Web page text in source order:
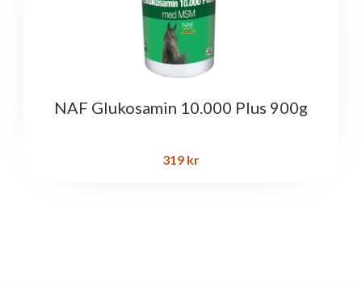
NAF Glukosamin 10.000 Plus 900g
319 kr